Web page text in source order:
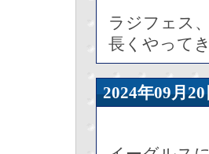
ラジフェス
長くやって
2024年09